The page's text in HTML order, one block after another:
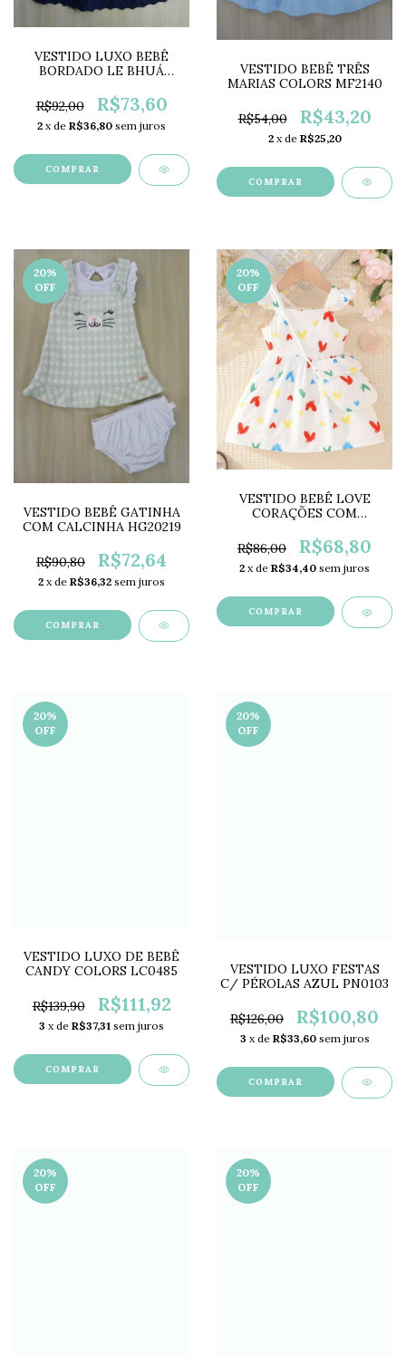
VESTIDO LUXO BEBÊ
BORDADO LE BHUÁ
R$92,00
R$73,60
2 x de R$36,80 sem juros
COMPRAR
VESTIDO BEBÊ TRÊS
MARIAS COLORS MF2140
R$54,00 R$43,20
2 x de R$25,20
COMPRAR
20%
OFF
VESTIDO BEBÊ GATINHA
COM CALCINHA HG20219
R$90,80 R$72,64
2 x de R$36,32 sem juros
COMPRAR
20%
OFF
VESTIDO BEBÊ LOVE
CORAÇÕES COM
R$86,00
R$68,80
2 x de R$34,40 sem juros
COMPRAR
20%
OFF
VESTIDO LUXO DE BEBÊ
CANDY COLORS LC0485
R$139,90 R$111,92
3 x de R$37,31 sem juros
COMPRAR
20%
OFF
VESTIDO LUXO FESTAS
C/ PÉROLAS AZUL PN0103
R$126,00 R$100,80
3 x de R$33,60 sem juros
COMPRAR
20%
OFF
20%
OFF